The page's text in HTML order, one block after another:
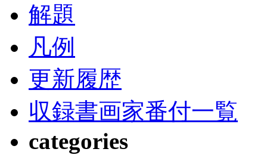
解題
凡例
更新履歴
収録書画家番付一覧
categories